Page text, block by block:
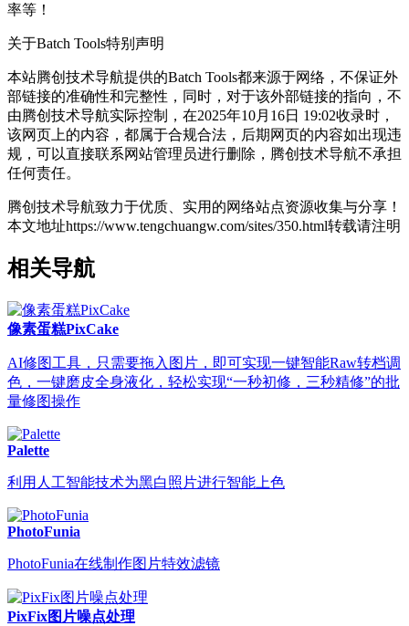
率等！
关于Batch Tools特别声明
本站腾创技术导航提供的Batch Tools都来源于网络，不保证外
部链接的准确性和完整性，同时，对于该外部链接的指向，不
由腾创技术导航实际控制，在2025年10月16日 19:02收录时，
该网页上的内容，都属于合规合法，后期网页的内容如出现违
规，可以直接联系网站管理员进行删除，腾创技术导航不承担
任何责任。
腾创技术导航致力于优质、实用的网络站点资源收集与分享！
本文地址https://www.tengchuangw.com/sites/350.html转载请注明
相关导航
像素蛋糕PixCake
AI修图工具，只需要拖入图片，即可实现一键智能Raw转档调
色，一键磨皮全身液化，轻松实现“一秒初修，三秒精修”的批
量修图操作
Palette
利用人工智能技术为黑白照片进行智能上色
PhotoFunia
PhotoFunia在线制作图片特效滤镜
PixFix图片噪点处理